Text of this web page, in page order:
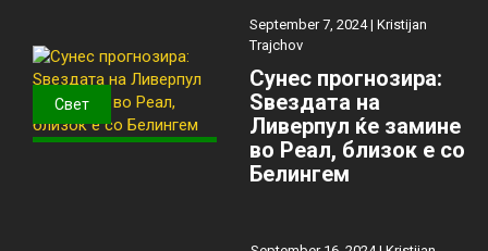
Свет
September 7, 2024 |Kristijan
Trajchov
Сунес прогнозира:
Ѕвездата на
Ливерпул ќе замине
во Реал, близок е со
Белингем